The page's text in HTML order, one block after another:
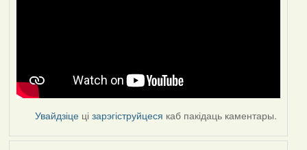
Увайдзіце цізарэгіструйцеся каб пакідаць каментары.